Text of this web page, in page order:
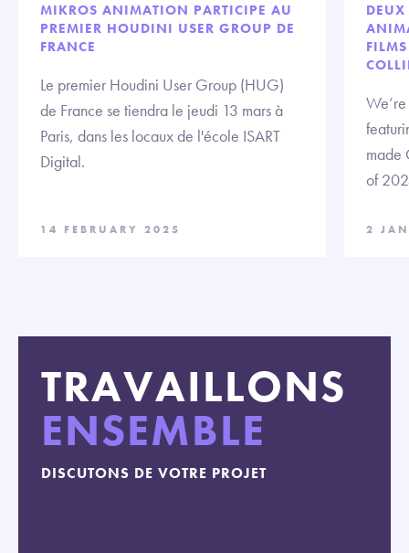
MIKROS ANIMATION PARTICIPE AU
PREMIER HOUDINI USER GROUP DE
FRANCE
Le premier Houdini User Group (HUG)
de France se tiendra le jeudi 13 mars à
Paris, dans les locaux de l'école ISART
Digital.
14 FEBRUARY 2025
made
of
2
TRAVAILLONS
ENSEMBLE
DISCUTONS DE VOTRE PROJET